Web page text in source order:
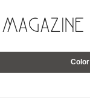
Color